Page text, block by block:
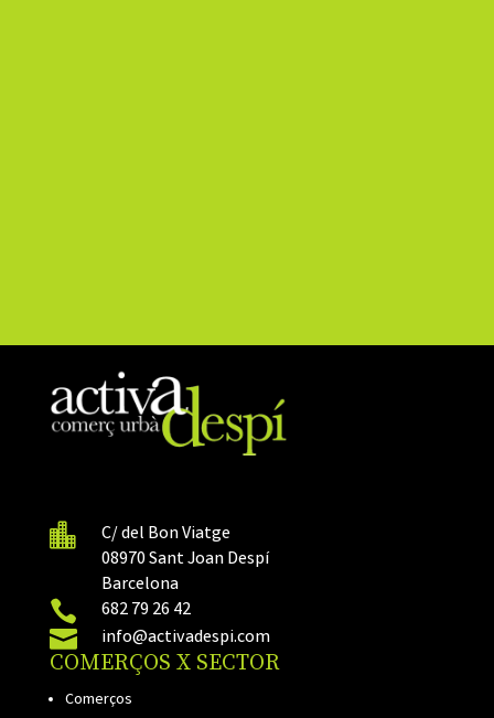

C/ del Bon Viatge
08970 Sant Joan Despí
Barcelona
 682 79 26 42
 info@activadespi.com
COMERÇOS X SECTOR
Comerços